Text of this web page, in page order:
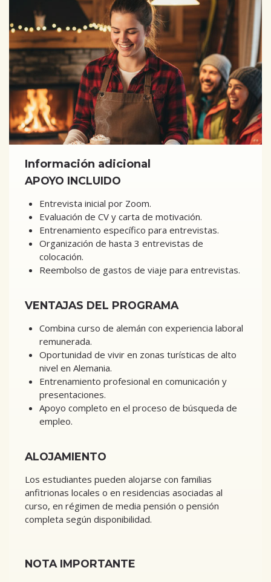
Información adicional
APOYO INCLUIDO
Entrevista inicial por Zoom.
Evaluación de CV y carta de motivación.
Entrenamiento específico para entrevistas.
Organización de hasta 3 entrevistas de
colocación.
Reembolso de gastos de viaje para entrevistas.
VENTAJAS DEL PROGRAMA
Combina curso de alemán con experiencia laboral
remunerada.
Oportunidad de vivir en zonas turísticas de alto
nivel en Alemania.
Entrenamiento profesional en comunicación y
presentaciones.
Apoyo completo en el proceso de búsqueda de
empleo.
ALOJAMIENTO
Los estudiantes pueden alojarse con familias
anfitrionas locales o en residencias asociadas al
curso, en régimen de media pensión o pensión
completa según disponibilidad.
NOTA IMPORTANTE